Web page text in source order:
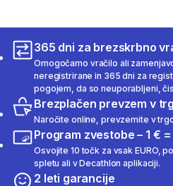
365 dni za brezskrbno
Omogočamo vračilo ali
neregistrirane in 365 dni za
pogojem, da so neuporabljeni,
Brezplačen prevzem v
Naročite online, prevzemite v
Program zvestobe – 1 €
Osvojite 10 točk za vsak EURO,
spletu ali v Decathlon aplikaciji.
2 leti garancije